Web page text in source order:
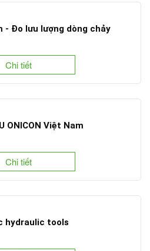
- Đo lưu lượng dòng chảy
Chi tiết
ONICON Việt Nam
Chi tiết
hydraulic tools